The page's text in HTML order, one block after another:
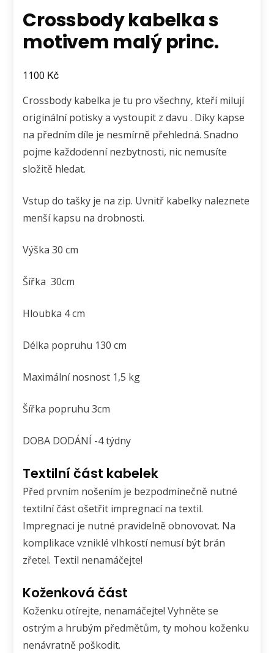
Crossbody kabelka s
motivem malý princ.
1100 Kč
Crossbody kabelka je tu pro všechny, kteří milují
originální potisky a vystoupit z davu . Díky kapse
na předním díle je nesmírně přehledná. Snadno
pojme každodenní nezbytnosti, nic nemusíte
složitě hledat.
Vstup do tašky je na zip. Uvnitř kabelky naleznete
menší kapsu na drobnosti.
Výška 30 cm
Šířka 30cm
Hloubka 4 cm
Délka popruhu 130 cm
Maximální nosnost 1,5 kg
Šířka popruhu 3cm
DOBA DODÁNÍ -4 týdny
Textilní část kabelek
Před prvním nošením je bezpodmínečně nutné
textilní část ošetřit impregnací na textil.
Impregnaci je nutné pravidelně obnovovat. Na
komplikace vzniklé vlhkostí nemusí být brán
zřetel. Textil nenamáčejte!
Koženková část
Koženku otírejte, nenamáčejte! Vyhněte se
ostrým a hrubým předmětům, ty mohou koženku
nenávratně poškodit.